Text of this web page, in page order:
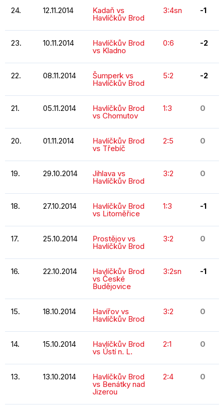
24. 12.11.2014 Kadaň vs
Havlíčkův Brod
3:4sn -1
23. 10.11.2014 Havlíčkův Brod
vs Kladno
0:6 -2
22. 08.11.2014 Šumperk vs
Havlíčkův Brod
5:2 -2
21. 05.11.2014 Havlíčkův Brod
vs Chomutov
1:3 0
20. 01.11.2014 Havlíčkův Brod
vs Třebíč
2:5 0
19. 29.10.2014 Jihlava vs
Havlíčkův Brod
3:2 0
18. 27.10.2014 Havlíčkův Brod
vs Litoměřice
1:3 -1
17. 25.10.2014 Prostějov vs
Havlíčkův Brod
3:2 0
16. 22.10.2014 Havlíčkův Brod
vs České
Budějovice
3:2sn -1
15. 18.10.2014 Havířov vs
Havlíčkův Brod
3:2 0
14. 15.10.2014 Havlíčkův Brod
vs Ústí n. L.
2:1 0
13. 13.10.2014 Havlíčkův Brod
vs Benátky nad
Jizerou
2:4 0